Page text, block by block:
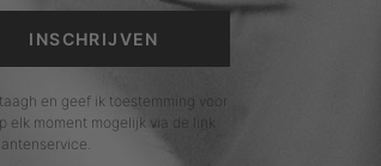
INSCHRIJVEN
en geef ik toestemming voor
elk moment mogelijk via de link